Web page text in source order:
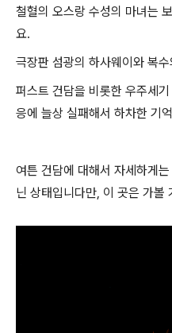
철혈의 오스랑 수성의 마녀는
요.
극장판 섬광의 하사웨이와 복
퍼스트 건담을 비롯한 우주세
응에 늘상 실패해서 하차한 기
여튼 건담에 대해서 자세하게
닌 상태입니다만, 이 곳은 가볼